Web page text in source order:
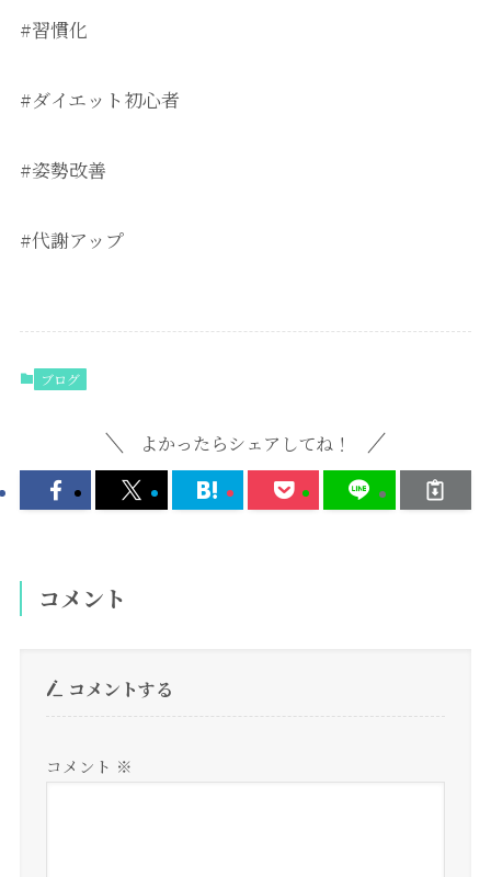
#習慣化
#ダイエット初心者
#姿勢改善
#代謝アップ
ブログ
よかったらシェアしてね！
コメント
コメントする
コメント ※